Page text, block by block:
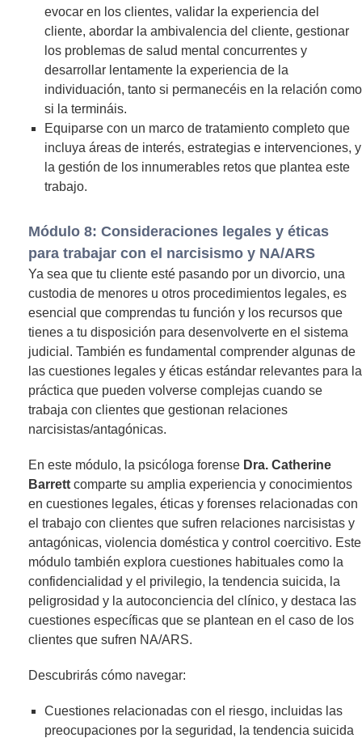
evocar en los clientes, validar la experiencia del
cliente, abordar la ambivalencia del cliente, gestionar
los problemas de salud mental concurrentes y
desarrollar lentamente la experiencia de la
individuación, tanto si permanecéis en la relación como
si la termináis.
Equiparse con un marco de tratamiento completo que
incluya áreas de interés, estrategias e intervenciones, y
la gestión de los innumerables retos que plantea este
trabajo.
Módulo 8: Consideraciones legales y éticas
para trabajar con el narcisismo y NA/ARS
Ya sea que tu cliente esté pasando por un divorcio, una
custodia de menores u otros procedimientos legales, es
esencial que comprendas tu función y los recursos que
tienes a tu disposición para desenvolverte en el sistema
judicial. También es fundamental comprender algunas de
las cuestiones legales y éticas estándar relevantes para la
práctica que pueden volverse complejas cuando se
trabaja con clientes que gestionan relaciones
narcisistas/antagónicas.
En este módulo, la psicóloga forense Dra. Catherine
Barrett comparte su amplia experiencia y conocimientos
en cuestiones legales, éticas y forenses relacionadas con
el trabajo con clientes que sufren relaciones narcisistas y
antagónicas, violencia doméstica y control coercitivo. Este
módulo también explora cuestiones habituales como la
confidencialidad y el privilegio, la tendencia suicida, la
peligrosidad y la autoconciencia del clínico, y destaca las
cuestiones específicas que se plantean en el caso de los
clientes que sufren NA/ARS.
Descubrirás cómo navegar:
Cuestiones relacionadas con el riesgo, incluidas las
preocupaciones por la seguridad, la tendencia suicida